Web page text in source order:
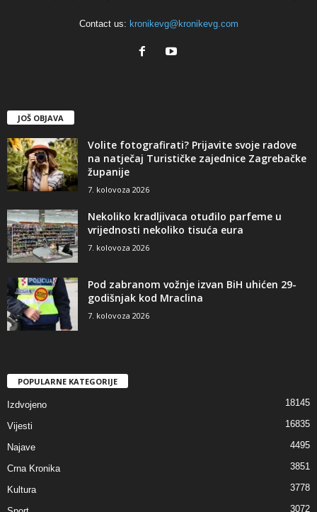
Contact us: kronikevg@kronikevg.com
JOŠ OBJAVA
Volite fotografirati? Prijavite svoje radove
na natječaj Turističke zajednice Zagrebačke
županije
7. kolovoza 2026
Nekoliko kradljivaca otuđilo parfeme u
vrijednosti nekoliko tisuća eura
7. kolovoza 2026
Pod zabranom vožnje izvan BiH uhićen 29-
godišnjak kod Mraclina
7. kolovoza 2026
POPULARNE KATEGORIJE
Izdvojeno 18145
Vijesti 16835
Najave 4495
Crna Kronika 3851
Kultura 3778
3072